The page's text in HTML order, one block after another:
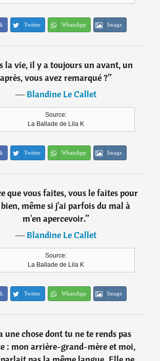
Twitter WhatsApp Image
la vie, il y a toujours un avant, un
après, vous avez remarqué ?”
―Blandine Le Callet
Source:
La Ballade de Lila K
Twitter WhatsApp Image
que vous faites, vous le faites pour
même si j'ai parfois du mal à
m'en apercevoir.”
―Blandine Le Callet
Source:
La Ballade de Lila K
Twitter WhatsApp Image
une chose dont tu ne te rends pas
: mon arrière-grand-mère et moi,